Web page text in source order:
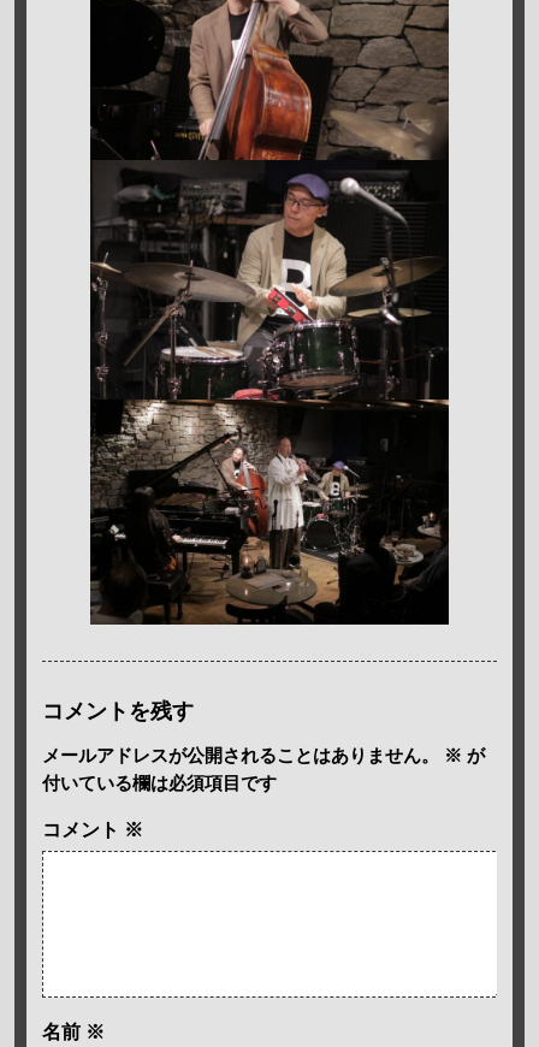
コメントを残す
メールアドレスが公開されることはありません。 ※ が
付いている欄は必須項目です
コメント ※
名前 ※